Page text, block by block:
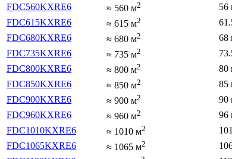
FDC560KXRE6
≈ 560 м2 56
FDC615KXRE6
≈ 615 м2
FDC680KXRE6
≈ 680 м2 68
FDC735KXRE6
≈ 735 м2
FDC800KXRE6
≈ 800 м2 80
FDC850KXRE6
≈ 850 м2 85
FDC900KXRE6
≈ 900 м2 90
FDC960KXRE6
≈ 960 м2 96
FDC1010KXRE6
≈ 1010 м2
FDC1065KXRE6
≈ 1065 м2